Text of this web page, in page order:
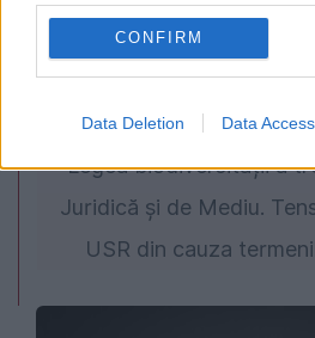
CONFIRM
Data Deletion Data Access
POLITICA
Legea biodiversității a
Juridică și de Mediu.
USR din cauza